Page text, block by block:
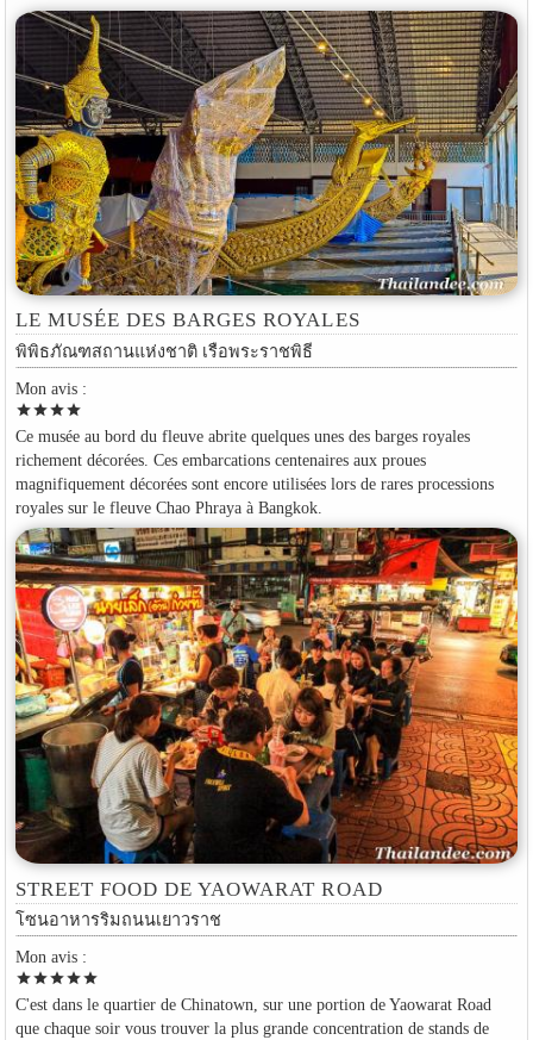
LE MUSÉE DES BARGES ROYALES
พิพิธภัณฑสถานแห่งชาติ เรือพระราชพิธี
Mon avis :
starstarstarstar
Ce musée au bord du fleuve abrite quelques unes des barges royales
richement décorées. Ces embarcations centenaires aux proues
magnifiquement décorées sont encore utilisées lors de rares processions
royales sur le fleuve Chao Phraya à Bangkok.
STREET FOOD DE YAOWARAT ROAD
โซนอาหารริมถนนเยาวราช
Mon avis :
starstarstarstarstar
C'est dans le quartier de Chinatown, sur une portion de Yaowarat Road
que chaque soir vous trouver la plus grande concentration de stands de